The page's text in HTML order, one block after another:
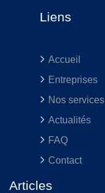
Liens
Accueil
Entreprises
Nos services
Actualités
FAQ
Contact
Articles